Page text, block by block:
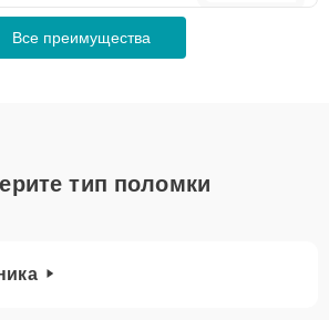
Все преимущества
тип поломки